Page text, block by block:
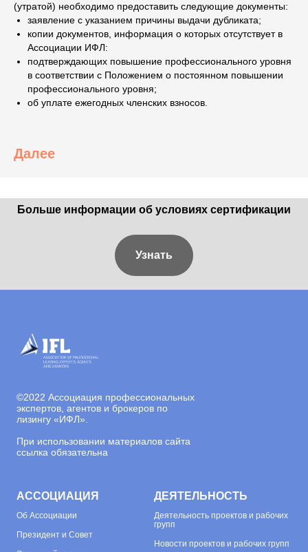
(утратой) необходимо предоставить следующие документы:
заявление с указанием причины выдачи дубликата;
копии документов, информация о которых отсутствует в
Ассоциации ИФЛ:
подтверждающих повышение профессионального уровня
в соответствии с Положением о постоянном повышении
профессионального уровня;
об уплате ежегодных членских взносов.
Далее
Больше информации об условиях сертификации
Узнать
©2022 Ассоциация профессиональных
экспертов, агентов и брокеров по
лизингу «ИФЛ».
При использовании материалов сайта
ссылка обязательна
АССОЦИАЦИЯ
Об Ассоциации
Президент и Совет
ДЕЯТЕЛЬНОСТЬ
Деятельность проектов и рабочих
групп
Новости проектов и рабочих групп